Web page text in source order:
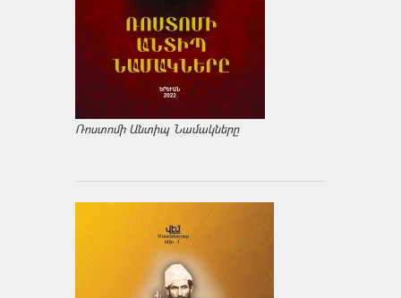
Ռոստոմի Անտիպ Նամակները